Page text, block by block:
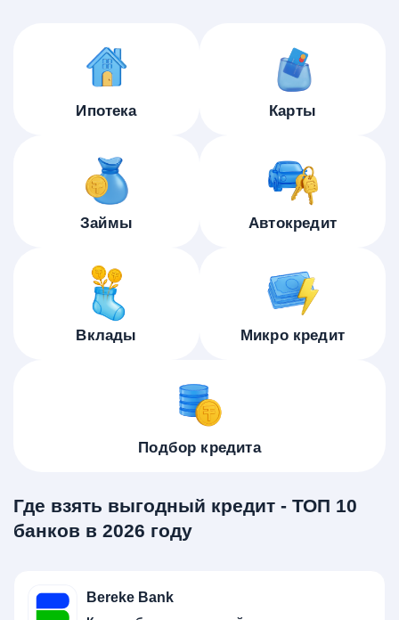
Ипотека Карты
Займы Автокредит
Вклады Микро кредит
Подбор кредита
Где взять выгодный кредит - ТОП 10
банков в 2026 году
Bereke Bank